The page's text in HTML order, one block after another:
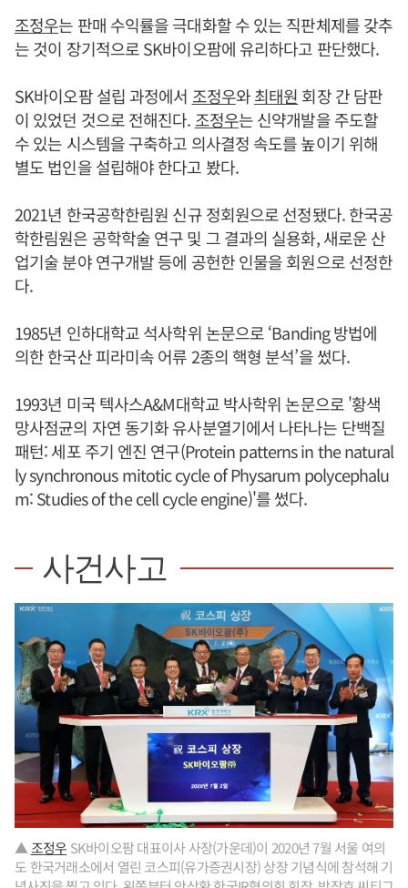
조정우는 판매 수익률을 극대화할 수 있는 직판체제를 갖추
는 것이 장기적으로 SK바이오팜에 유리하다고 판단했다.
SK바이오팜 설립 과정에서 조정우와최태원 회장 간 담판
이 있었던 것으로 전해진다. 조정우는 신약개발을 주도할
수 있는 시스템을 구축하고 의사결정 속도를 높이기 위해
별도 법인을 설립해야 한다고 봤다.
2021년 한국공학한림원 신규 정회원으로 선정됐다. 한국공
학한림원은 공학학술 연구 및 그 결과의 실용화, 새로운 산
업기술 분야 연구개발 등에 공헌한 인물을 회원으로 선정한
다.
1985년 인하대학교 석사학위 논문으로 ‘Banding 방법에
의한 한국산 피라미속 어류 2종의 핵형 분석’을 썼다.
1993년 미국 텍사스A&M대학교 박사학위 논문으로 '황색
망사점균의 자연 동기화 유사분열기에서 나타나는 단백질
패턴: 세포 주기 엔진 연구(Protein patterns in the natural
ly synchronous mitotic cycle of Physarum polycephalu
m: Studies of the cell cycle engine)'를 썼다.
사건사고
▲조정우 SK바이오팜 대표이사 사장(가운데)이 2020년 7월 서울 여의
도 한국거래소에서 열린 코스피(유가증권시장) 상장 기념식에 참석해 기